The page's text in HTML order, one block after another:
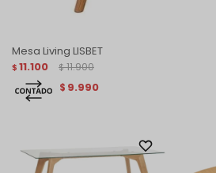
Mesa Living LISBET
$ 11.100 $ 11.900
$ 9.990